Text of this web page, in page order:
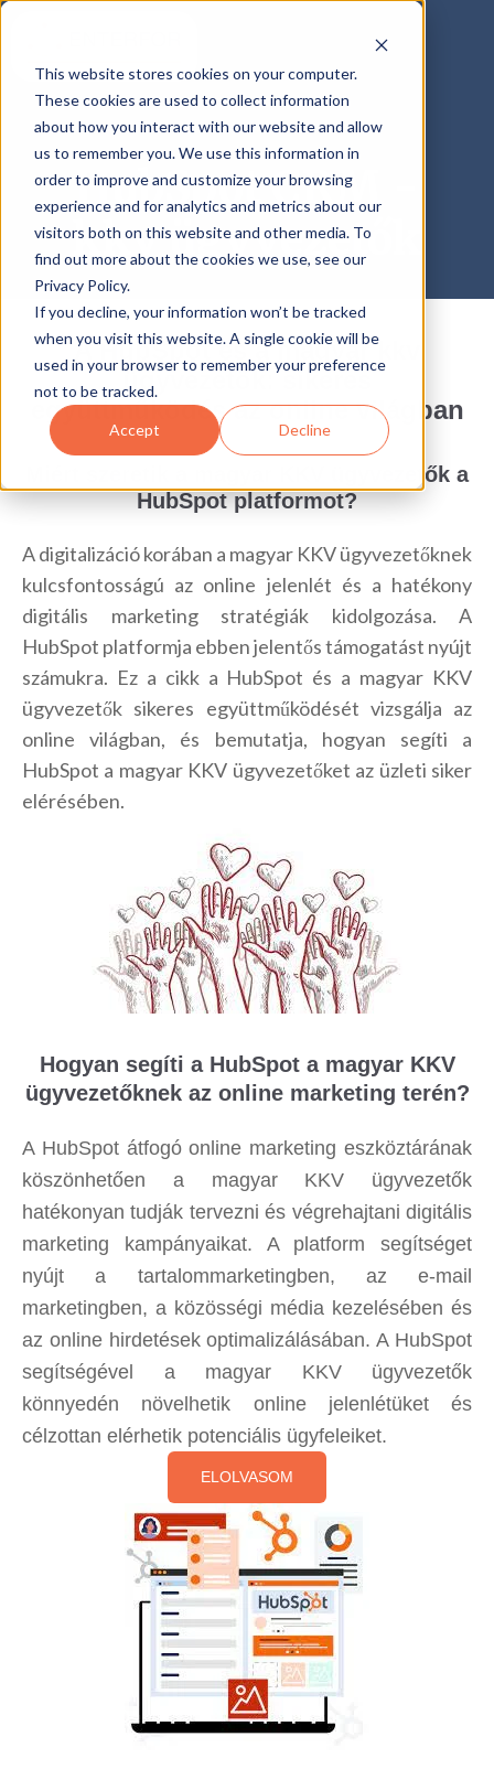
This website stores cookies on your computer.
These cookies are used to collect information
about how you interact with our website and allow
us to remember you. We use this information in
order to improve and customize your browsing
experience and for analytics and metrics about our
visitors both on this website and other media. To
find out more about the cookies we use, see our
Privacy Policy.
If you decline, your information won’t be tracked
when you visit this website. A single cookie will be
used in your browser to remember your preference
not to be tracked.
Accept Decline
HubSpot CRM -
kkv ügyvezetők
A HubSpot és a magyar kkv
ügyvezetők: sikeres
együttműködés az online világban
Miért szeretik a magyar KKV ügyvezetők a
HubSpot platformot?
A digitalizáció korában a magyar KKV ügyvezetőknek
kulcsfontosságú az online jelenlét és a hatékony
digitális marketing stratégiák kidolgozása. A
HubSpot platformja ebben jelentős támogatást nyújt
számukra. Ez a cikk a HubSpot és a magyar KKV
ügyvezetők sikeres együttműködését vizsgálja az
online világban, és bemutatja, hogyan segíti a
HubSpot a magyar KKV ügyvezetőket az üzleti siker
elérésében.
Hogyan segíti a HubSpot a magyar KKV
ügyvezetőknek az online marketing terén?
A HubSpot átfogó online marketing eszköztárának
köszönhetően a magyar KKV ügyvezetők
hatékonyan tudják tervezni és végrehajtani digitális
marketing kampányaikat. A platform segítséget
nyújt a tartalommarketingben, az e-mail
marketingben, a közösségi média kezelésében és
az online hirdetések optimalizálásában. A HubSpot
segítségével a magyar KKV ügyvezetők
könnyedén növelhetik online jelenlétüket és
célzottan elérhetik potenciális ügyfeleiket.
ELOLVASOM